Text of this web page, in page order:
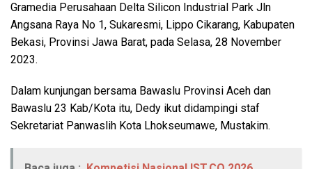
Gramedia Perusahaan Delta Silicon Industrial Park Jln
Angsana Raya No 1, Sukaresmi, Lippo Cikarang, Kabupaten
Bekasi, Provinsi Jawa Barat, pada Selasa, 28 November
2023.
Dalam kunjungan bersama Bawaslu Provinsi Aceh dan
Bawaslu 23 Kab/Kota itu, Dedy ikut didampingi staf
Sekretariat Panwaslih Kota Lhokseumawe, Mustakim.